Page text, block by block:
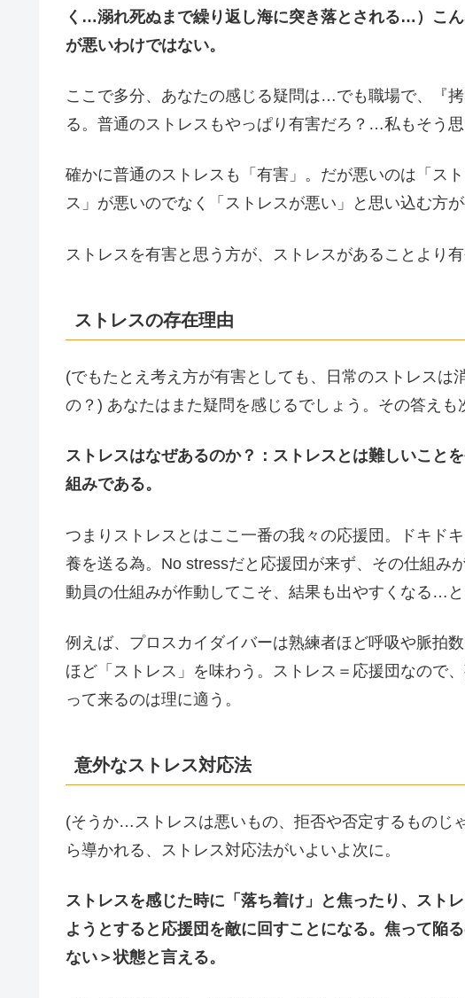
く…溺れ死ぬまで繰り返し海に突き落とされる…）こ
が悪いわけではない。
ここで多分、あなたの感じる疑問は…でも職場で、『
る。普通のストレスもやっぱり有害だろ？…私もそう思
確かに普通のストレスも「有害」。だが悪いのは「ス
ス」が悪いのでなく「ストレスが悪い」と思い込む方が
ストレスを有害と思う方が、ストレスがあることより
ストレスの存在理由
(でもたとえ考え方が有害としても、日常のストレスは
の？) あなたはまた疑問を感じるでしょう。その答えも
ストレスはなぜあるのか？：ストレスとは難しいこと
組みである。
つまりストレスとはここ一番の我々の応援団。ドキド
養を送る為。No stressだと応援団が来ず、その仕組み
動員の仕組みが作動してこそ、結果も出やすくなる…
例えば、プロスカイダイバーは熟練者ほど呼吸や脈拍
ほど「ストレス」を味わう。ストレス＝応援団なので
って来るのは理に適う。
意外なストレス対応法
(そうか…ストレスは悪いもの、拒否や否定するもの
ら導かれる、ストレス対応法がいよいよ次に。
ストレスを感じた時に「落ち着け」と焦ったり、スト
ようとすると応援団を敵に回すことになる。焦って陥
ない＞状態と言える。